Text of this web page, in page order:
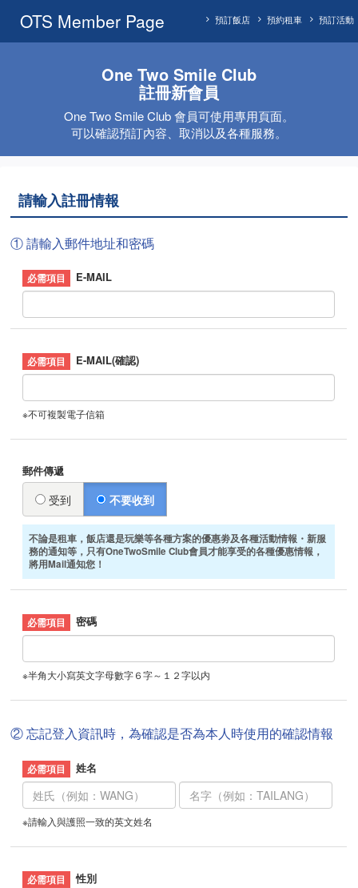
OTS Member Page 預訂活動
預約租車
預訂飯店
One Two Smile Club
註冊新會員
One Two Smile Club 會員可使用專用頁面。
可以確認預訂內容、取消以及各種服務。
請輸入註冊情報
① 請輸入郵件地址和密碼
E-MAIL
E-MAIL(確認)
※不可複製電子信箱
郵件傳遞
受到 不要收到
不論是租車，飯店還是玩樂等各種方案的優惠劵及各種活動情報・新服
務的通知等，只有OneTwoSmile Club會員才能享受的各種優惠情報，
將用Mail通知您！
密碼
※半角大小寫英文字母數字６字～１２字以内
② 忘記登入資訊時，為確認是否為本人時使用的確認情報
姓名
※請輸入與護照一致的英文姓名
性別